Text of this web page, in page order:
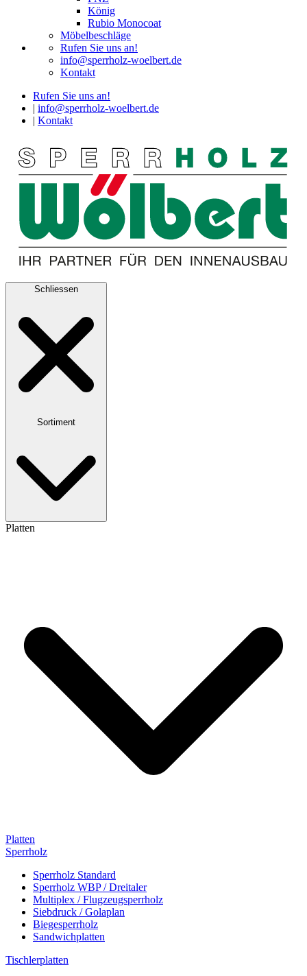
König
Rubio Monocoat
Möbelbeschläge
Rufen Sie uns an!
info@sperrholz-woelbert.de
Kontakt
Rufen Sie uns an!
info@sperrholz-woelbert.de
Kontakt
Schliessen
Sortiment
Platten
Platten
Sperrholz
Sperrholz Standard
Sperrholz WBP / Dreitaler
Multiplex / Flugzeugsperrholz
Siebdruck / Golaplan
Biegesperrholz
Sandwichplatten
Tischlerplatten